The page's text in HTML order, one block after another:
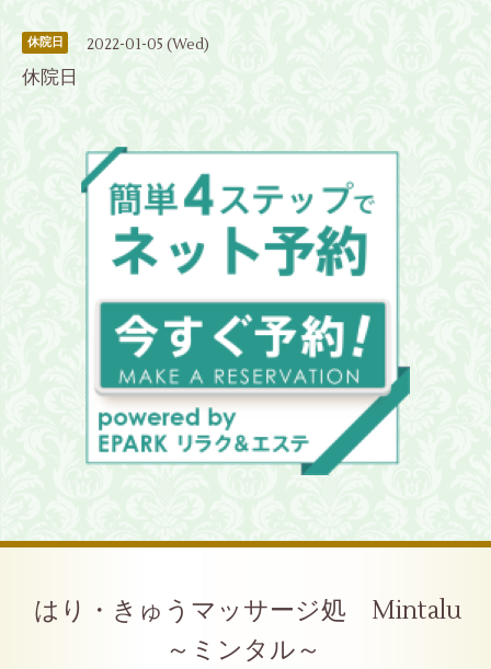
休院日 2022-01-05 (Wed)
休院日
はり・きゅうマッサージ処 Mintalu
～ミンタル～